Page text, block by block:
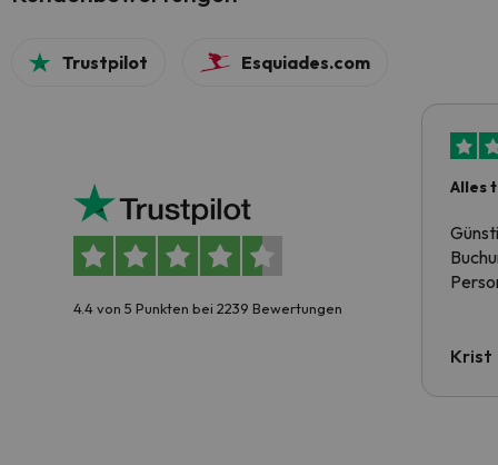
Trustpilot Esquiades.com
4.4 von 5 Punkten bei 2239 Bewertungen
Alles
Krist